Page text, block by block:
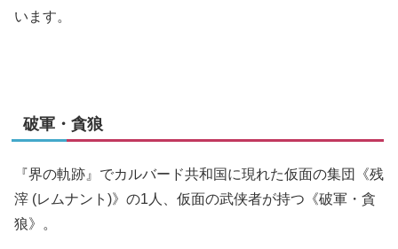
います。
破軍・貪狼
『界の軌跡』でカルバード共和国に現れた仮面の集団《残
滓 (レムナント)》の1人、仮面の武侠者が持つ《破軍・貪
狼》。